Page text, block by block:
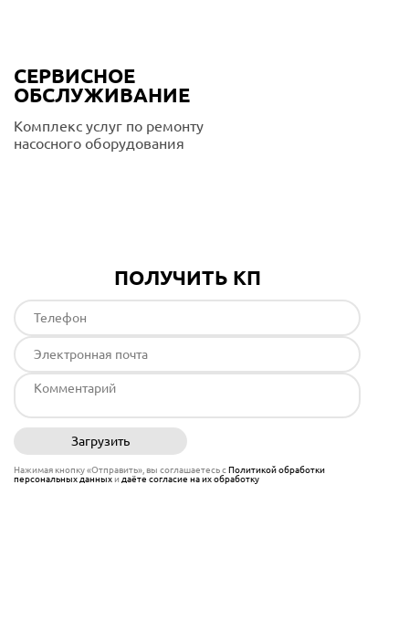
СЕРВИСНОЕ
ОБСЛУЖИВАНИЕ
Комплекс услуг по ремонту
насосного оборудования
ПОЛУЧИТЬ КП
Загрузить
Нажимая кнопку «Отправить», вы соглашаетесь сПолитикой обработки
персональных данныхи даёте согласие на их обработку